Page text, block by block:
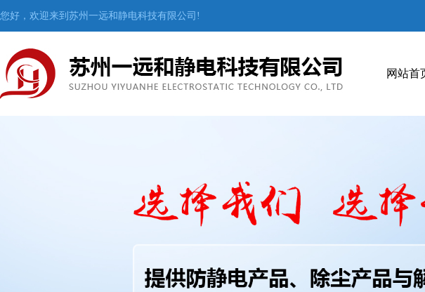
您好，欢迎来到苏州一远和静电科技有限公司!
网站首